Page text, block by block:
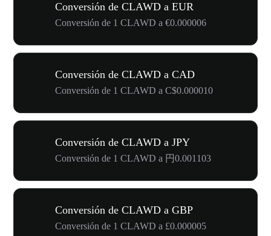
Conversión de CLAWD a EUR
Conversión de 1 CLAWD a €0.000006
Conversión de CLAWD a CAD
Conversión de 1 CLAWD a C$0.000010
Conversión de CLAWD a JPY
Conversión de 1 CLAWD a 円0.001103
Conversión de CLAWD a GBP
Conversión de 1 CLAWD a £0.000005